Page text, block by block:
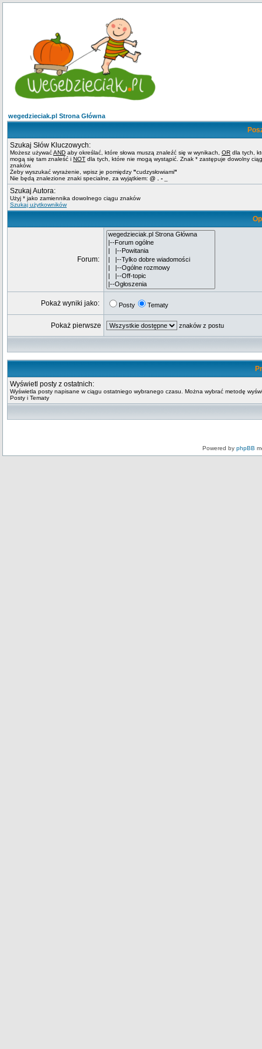
wegedzieciak.pl Strona Główna
Szukaj Słów Kluczowych:
Możesz używaćAND aby określać, które słowa muszą znaleźć się w wynikach, OR dla tych,
mogą się tam znaleść i NOT dla tych, które nie mogą wystąpić. Znak * zastępuje dowolny ciąg
znaków.
Żeby wyszukać wyrażenie, wpisz je pomiędzy "cudzysłowiami"
Nie będą znalezione znaki specialne, za wyjątkiem: @ . - _
Szukaj Autora:
Użyj * jako zamiennika dowolnego ciągu znaków
Szukaj użytkowników
Forum:
Pokaż wyniki jako: Posty Tematy
Pokaż pierwsze znaków z postu
Wyświetl posty z ostatnich:
Wyświetla posty napisane w ciągu ostatniego wybranego czasu. Można wybrać metodę
Posty i Tematy
Powered by phpBB